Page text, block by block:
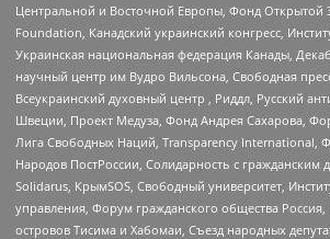
Центральной и Восточной Европы, Фонд Открытой
Foundation, Канадский украинский конгресс,
Украинская национальная федерация Канады,
научный центр им Вудро Вильсона, Свободная
Всеукраинский духовный центр , Риддл, Русский
Швеции, Проект Медуза, Фонд Андрея Сахарова,
Лига Свободных Наций, Transparеncy International,
Народов ПостРоссии, Солидарность с гражданским
Solidarus, КрымSOS, Свободный университет,
управления, Форум гражданского общества
островов Тисима и Хабомаи, Съезд народных